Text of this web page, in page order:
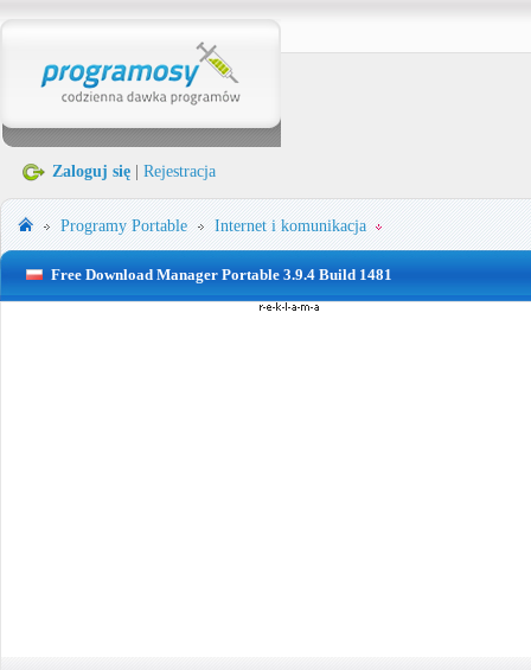
Zaloguj się Rejestracja
Programy Portable Internet i komunikacja
Free Download Manager Portable 3.9.4 Build 1481